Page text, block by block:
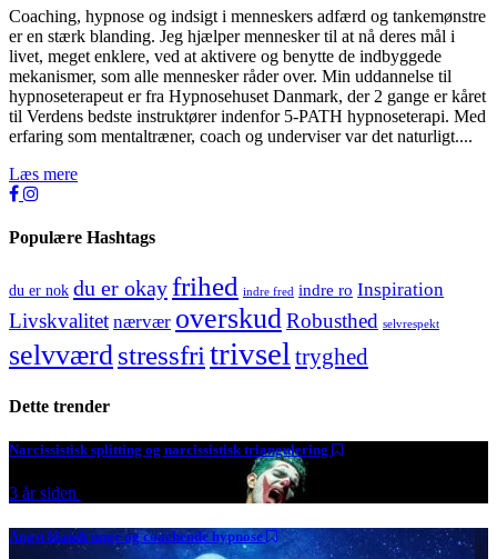
Coaching, hypnose og indsigt i menneskers adfærd og tankemønstre
er en stærk blanding. Jeg hjælper mennesker til at nå deres mål i
livet, meget enklere, ved at aktivere og benytte de indbyggede
mekanismer, som alle mennesker råder over. Min uddannelse til
hypnoseterapeut er fra Hypnosehuset Danmark, der 2 gange er kåret
til Verdens bedste instruktører indenfor 5-PATH hypnoseterapi. Med
erfaring som mentaltræner, coach og underviser var det naturligt....
Læs mere
Populære Hashtags
du er nok du er okayfrihed indre fred indre ro Inspiration
Livskvalitet nærvær overskudRobusthed selvrespekt
selvværdstressfri trivsel tryghed
Dette trender
Narcissistisk splitting og narcissistisk triangulering
3 år siden
Angst blandt unge og coachende hypnose